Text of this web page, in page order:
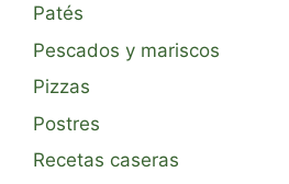
Patés
Pescados y mariscos
Pizzas
Postres
Recetas caseras